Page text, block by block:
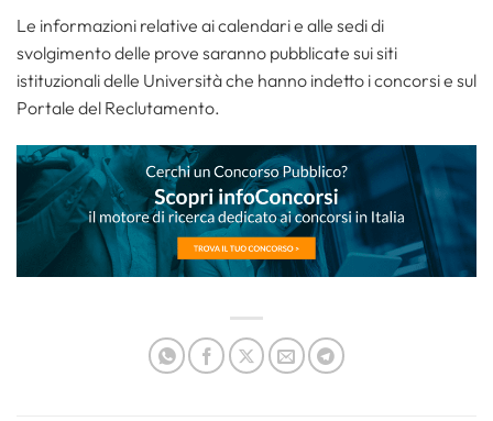
Le informazioni relative ai calendari e alle sedi di
svolgimento delle prove saranno pubblicate sui siti
istituzionali delle Università che hanno indetto i concorsi e sul
Portale del Reclutamento.